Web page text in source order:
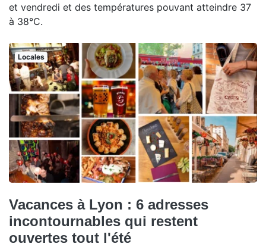
et vendredi et des températures pouvant atteindre 37
à 38°C.
Locales
Vacances à Lyon : 6 adresses
incontournables qui restent
ouvertes tout l'été